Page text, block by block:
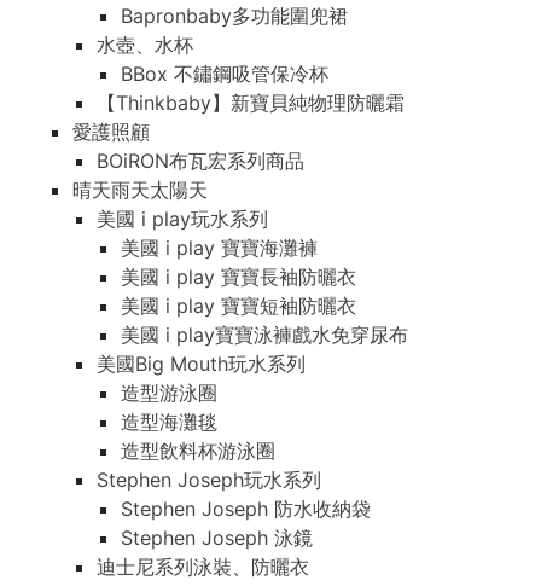
Bapronbaby多功能圍兜裙
水壺、水杯
BBox 不鏽鋼吸管保冷杯
【Thinkbaby】新寶貝純物理防曬霜
愛護照顧
BOiRON布瓦宏系列商品
晴天雨天太陽天
美國 i play玩水系列
美國 i play 寶寶海灘褲
美國 i play 寶寶長袖防曬衣
美國 i play 寶寶短袖防曬衣
美國 i play寶寶泳褲戲水免穿尿布
美國Big Mouth玩水系列
造型游泳圈
造型海灘毯
造型飲料杯游泳圈
Stephen Joseph玩水系列
Stephen Joseph 防水收納袋
Stephen Joseph 泳鏡
迪士尼系列泳裝、防曬衣